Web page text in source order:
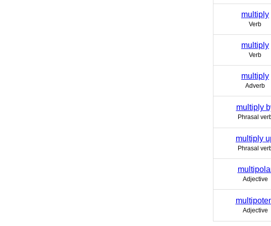
multiply
Verb
multiply
Verb
multiply
Adverb
multiply
Phrasal
multiply
Phrasal
Adjective
Adjective